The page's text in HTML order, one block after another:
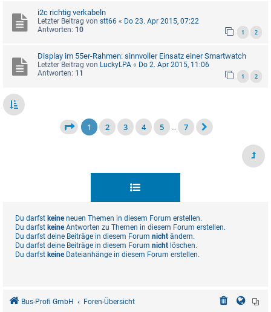
i2c richtig verkabeln
Letzter Beitrag von stt66 « Do 23. Apr 2015, 07:22
Antworten: 10 1 2
Display im 55er-Rahmen: sinnvoller Einsatz einer Smartwatch
Letzter Beitrag von LuckyLPA « Do 2. Apr 2015, 11:06
Antworten: 11 1 2
1 2 3 4 5 … 7
Du darfst keineneuen Themen in diesem Forum erstellen.
Du darfst keineAntworten zu Themen in diesem Forum erstellen.
Du darfst deine Beiträge in diesem Forum nicht ändern.
Du darfst deine Beiträge in diesem Forum nicht löschen.
Du darfst keineDateianhänge in diesem Forum erstellen.
Bus-Profi GmbH Foren-Übersicht